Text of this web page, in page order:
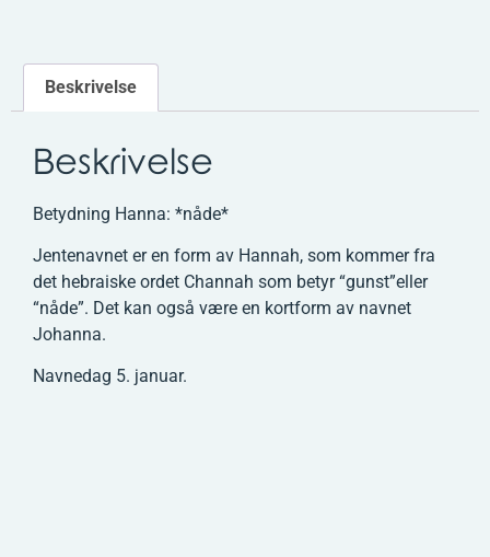
Beskrivelse
Beskrivelse
Betydning Hanna: *nåde*
Jentenavnet er en form av Hannah, som kommer fra
det hebraiske ordet Channah som betyr “gunst”eller
“nåde”. Det kan også være en kortform av navnet
Johanna.
Navnedag 5. januar.